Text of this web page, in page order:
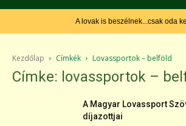
A lovak is beszélnek...csak oda kell
Kezdőlap Címkék Lovassportok – belföld
Címke: lovassportok –
A Magyar Lovassport
díjazottjai